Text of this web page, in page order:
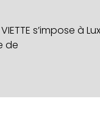
s’impose à
de